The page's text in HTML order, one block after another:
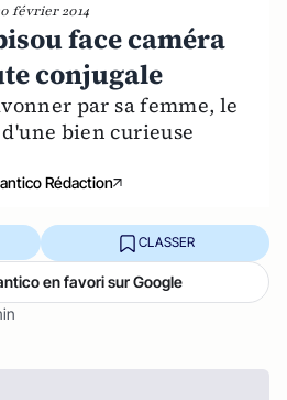
février 2014
face caméra
conjugale
par sa femme, le
bien curieuse
Rédaction
CLASSER
en favori sur Google